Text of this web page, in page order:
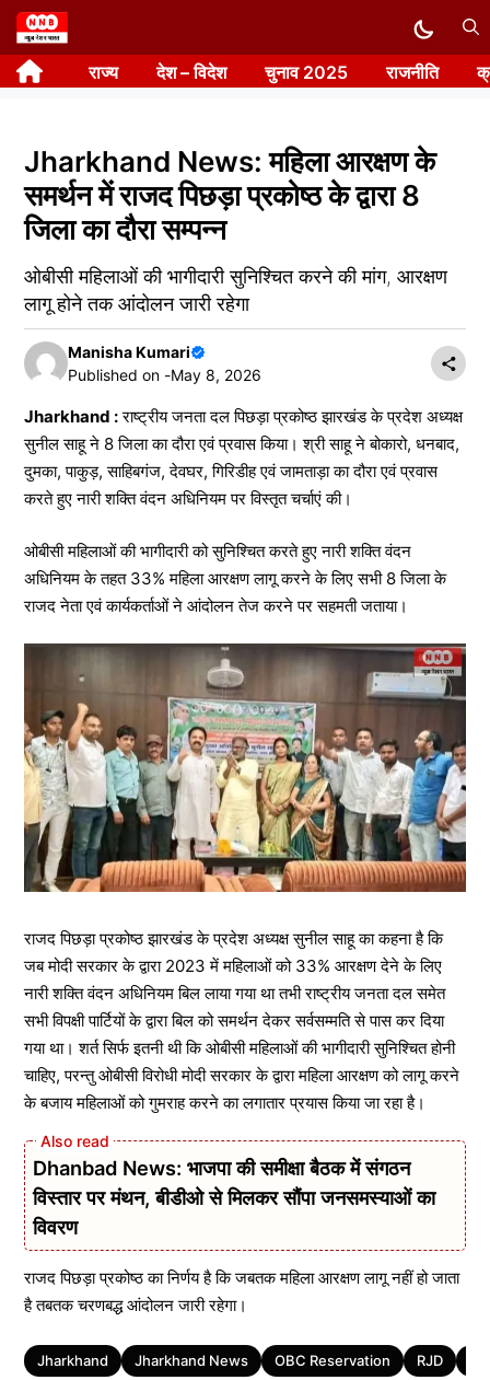
Skip
to
content राज्य देश – विदेश चुनाव 2025 राजनीति
Jharkhand News: महिला आरक्षण के
समर्थन में राजद पिछड़ा प्रकोष्ठ के द्वारा 8
जिला का दौरा सम्पन्न
ओबीसी महिलाओं की भागीदारी सुनिश्चित करने की मांग, आरक्षण
लागू होने तक आंदोलन जारी रहेगा
Manisha Kumari
Published on -May 8, 2026
Jharkhand :राष्ट्रीय जनता दल पिछड़ा प्रकोष्ठ झारखंड के प्रदेश अध्यक्ष
सुनील साहू ने 8 जिला का दौरा एवं प्रवास किया। श्री साहू ने बोकारो, धनबाद,
दुमका, पाकुड़, साहिबगंज, देवघर, गिरिडीह एवं जामताड़ा का दौरा एवं प्रवास
करते हुए नारी शक्ति वंदन अधिनियम पर विस्तृत चर्चाएं की।
ओबीसी महिलाओं की भागीदारी को सुनिश्चित करते हुए नारी शक्ति वंदन
अधिनियम के तहत 33% महिला आरक्षण लागू करने के लिए सभी 8 जिला के
राजद नेता एवं कार्यकर्ताओं ने आंदोलन तेज करने पर सहमती जताया।
राजद पिछड़ा प्रकोष्ठ झारखंड के प्रदेश अध्यक्ष सुनील साहू का कहना है कि
जब मोदी सरकार के द्वारा 2023 में महिलाओं को 33% आरक्षण देने के लिए
नारी शक्ति वंदन अधिनियम बिल लाया गया था तभी राष्ट्रीय जनता दल समेत
सभी विपक्षी पार्टियों के द्वारा बिल को समर्थन देकर सर्वसम्मति से पास कर दिया
गया था। शर्त सिर्फ इतनी थी कि ओबीसी महिलाओं की भागीदारी सुनिश्चित होनी
चाहिए, परन्तु ओबीसी विरोधी मोदी सरकार के द्वारा महिला आरक्षण को लागू करने
के बजाय महिलाओं को गुमराह करने का लगातार प्रयास किया जा रहा है।
Dhanbad News: भाजपा की समीक्षा बैठक में संगठन
विस्तार पर मंथन, बीडीओ से मिलकर सौंपा जनसमस्याओं का
विवरण
राजद पिछड़ा प्रकोष्ठ का निर्णय है कि जबतक महिला आरक्षण लागू नहीं हो जाता
है तबतक चरणबद्ध आंदोलन जारी रहेगा।
Tags
Jharkhand Jharkhand News OBC Reservation RJD